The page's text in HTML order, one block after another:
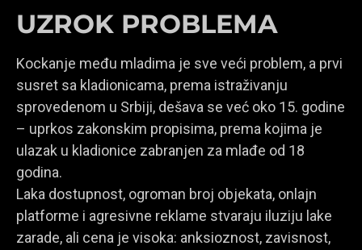
UZROK PROBLEMA
Kockanje među mladima je sve veći problem, a prvi
susret sa kladionicama, prema istraživanju
sprovedenom u Srbiji, dešava se već oko 15. godine
– uprkos zakonskim propisima, prema kojima je
ulazak u kladionice zabranjen za mlađe od 18
godina.
Laka dostupnost, ogroman broj objekata, onlajn
platforme i agresivne reklame stvaraju iluziju lake
zarade, ali cena je visoka: anksioznost, zavisnost,